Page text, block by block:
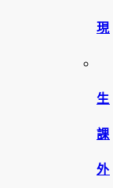
現
生
課
外